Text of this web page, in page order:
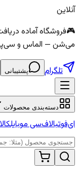
آنلاین
🎮فروشگاه آماده
می‌شن — الماس و سی‌پی رو در کمتر
تلگرام پشتیبانی
دسته‌بندی محصولات
ای‌فوتبالاف‌سی موبایل